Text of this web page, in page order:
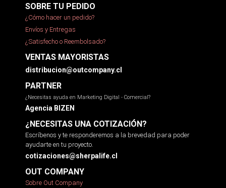
SOBRE TU PEDIDO
¿Cómo hacer un pedido?
Envíos y Entregas
¿Satisfecho o Reembolsado?
VENTAS MAYORISTAS
distribucion@outcompany.cl
PARTNER
¿Necesitas ayuda en Marketing Digital - Comercial?
Agencia BIZEN
¿NECESITAS UNA COTIZACIÓN?
Escríbenos y te responderemos a la brevedad para poder
ayudarte en tu proyecto.
cotizaciones@sherpalife.cl
OUT COMPANY
Sobre Out Company